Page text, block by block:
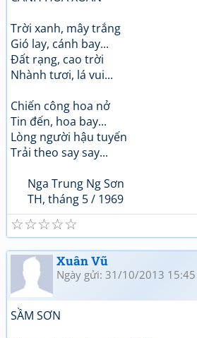
Trời xanh, mây trắng
Gió lay, cánh bay...
Đất rạng, cao trời
Nhành tươi, lá vui...
Chiến công hoa nở
Tin đến, hoa bay...
Lòng người hậu tuyến
Trải theo say say...
Nga Trung Ng Sơn
TH, tháng 5 / 1969
☆
☆
☆
☆
☆
Xuân Vũ
Ngày gửi: 31/10/2013 15:45
SẦM SƠN